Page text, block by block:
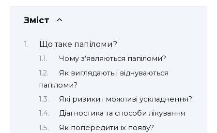
Зміст
Що таке папіломи?
Чому з’являються папіломи?
Як виглядають і відчуваються
папіломи?
Які ризики і можливі ускладнення?
Діагностика та способи лікування
Як попередити їх появу?